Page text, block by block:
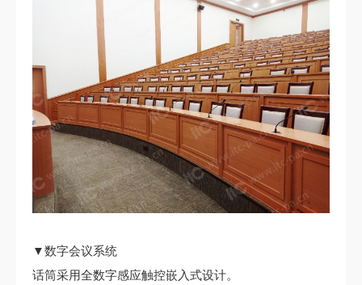
▼数字会议系统
话筒采用全数字感应触控嵌入式设计。